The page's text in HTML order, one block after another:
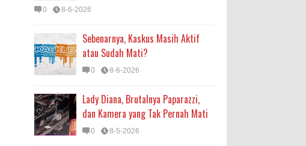
0 8-6-2026
Sebenarnya, Kaskus Masih Aktif
atau Sudah Mati?
0 8-6-2026
Lady Diana, Brutalnya Paparazzi,
dan Kamera yang Tak Pernah Mati
0 8-5-2026